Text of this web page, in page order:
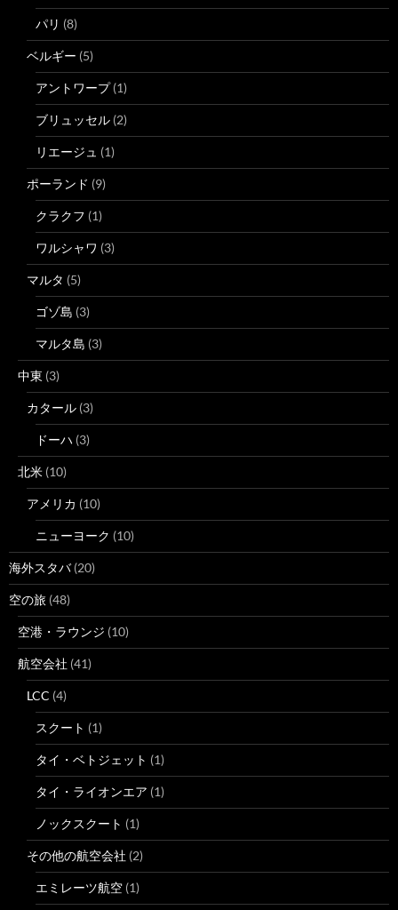
パリ (8)
ベルギー (5)
アントワープ(1)
ブリュッセル (2)
リエージュ (1)
ポーランド (9)
クラクフ (1)
ワルシャワ (3)
マルタ (5)
ゴゾ島 (3)
マルタ島 (3)
中東 (3)
カタール (3)
ドーハ (3)
北米 (10)
アメリカ (10)
ニューヨーク (10)
海外スタバ(20)
空の旅 (48)
空港・ラウンジ (10)
航空会社 (41)
LCC (4)
スクート (1)
タイ・ベトジェット (1)
タイ・ライオンエア (1)
ノックスクート (1)
その他の航空会社 (2)
エミレーツ航空 (1)